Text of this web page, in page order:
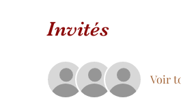
Invités
Voir